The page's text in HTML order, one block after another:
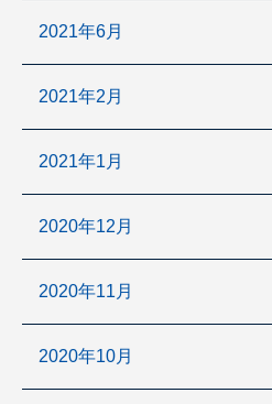
2021年6月
2021年2月
2021年1月
2020年12月
2020年11月
2020年10月